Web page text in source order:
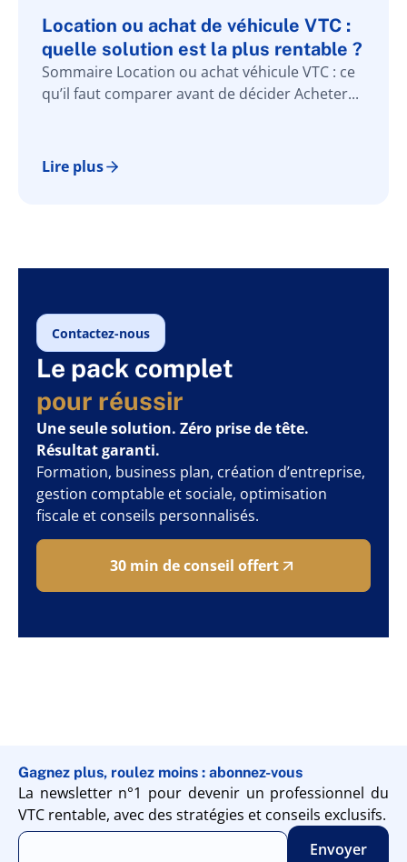
Location ou achat de véhicule VTC :
quelle solution est la plus rentable ?
Sommaire Location ou achat véhicule VTC : ce
qu’il faut comparer avant de décider Acheter...
Lire plus
Contactez-nous
Le pack complet
pour réussir
Une seule solution. Zéro prise de tête.
Résultat garanti.
Formation, business plan, création d’entreprise,
gestion comptable et sociale, optimisation
fiscale et conseils personnalisés.
30 min de conseil offert
Gagnez plus, roulez moins : abonnez-vous
La newsletter n°1 pour devenir un professionnel du
VTC rentable, avec des stratégies et conseils exclusifs.